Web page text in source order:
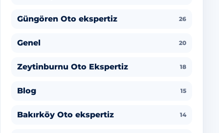
Güngören Oto ekspertiz 26
Genel 20
Zeytinburnu Oto Ekspertiz 18
Blog 15
Bakırköy Oto ekspertiz 14